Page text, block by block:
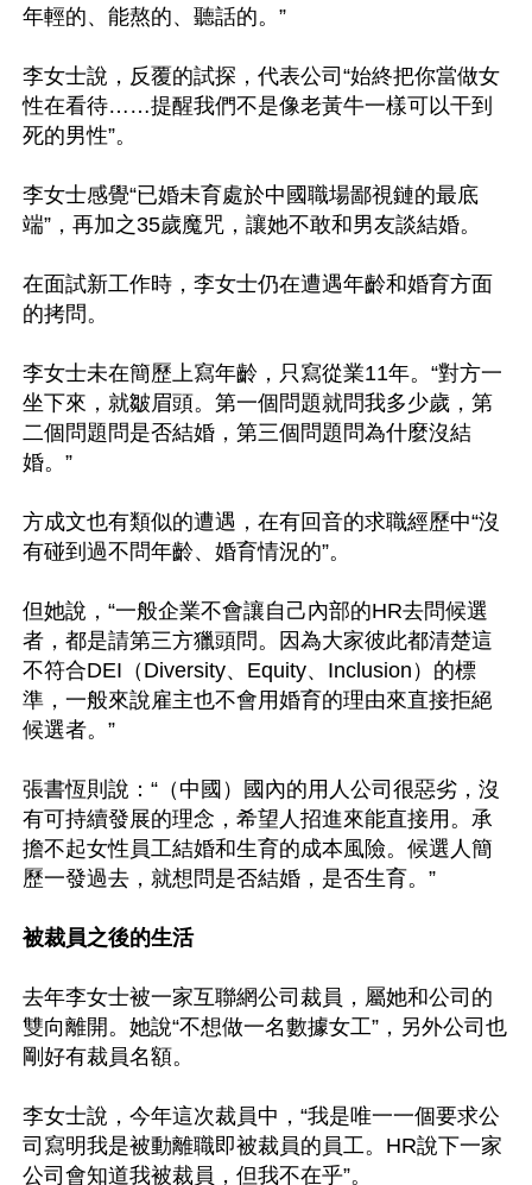
年輕的、能熬的、聽話的。”
李女士說，反覆的試探，代表公司“始終把你當做女
性在看待……提醒我們不是像老黃牛一樣可以干到
死的男性”。
李女士感覺“已婚未育處於中國職場鄙視鏈的最底
端”，再加之35歲魔咒，讓她不敢和男友談結婚。
在面試新工作時，李女士仍在遭遇年齡和婚育方面
的拷問。
李女士未在簡歷上寫年齡，只寫從業11年。“對方一
坐下來，就皺眉頭。第一個問題就問我多少歲，第
二個問題問是否結婚，第三個問題問為什麼沒結
婚。”
方成文也有類似的遭遇，在有回音的求職經歷中“沒
有碰到過不問年齡、婚育情況的”。
但她說，“一般企業不會讓自己內部的HR去問候選
者，都是請第三方獵頭問。因為大家彼此都清楚這
不符合DEI（Diversity、Equity、Inclusion）的標
準，一般來說雇主也不會用婚育的理由來直接拒絕
候選者。”
張書恆則說：“（中國）國內的用人公司很惡劣，沒
有可持續發展的理念，希望人招進來能直接用。承
擔不起女性員工結婚和生育的成本風險。候選人簡
歷一發過去，就想問是否結婚，是否生育。”
被裁員之後的生活
去年李女士被一家互聯網公司裁員，屬她和公司的
雙向離開。她說“不想做一名數據女工”，另外公司也
剛好有裁員名額。
李女士說，今年這次裁員中，“我是唯一一個要求公
司寫明我是被動離職即被裁員的員工。HR說下一家
公司會知道我被裁員，但我不在乎”。